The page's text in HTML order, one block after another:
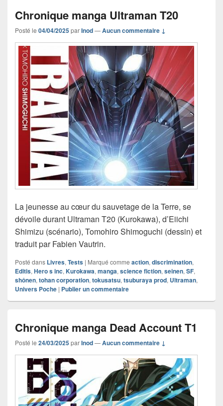
Chronique manga Ultraman T20
Posté le 04/04/2025parInod—Aucun commentaire ↓
La jeunesse au cœur du sauvetage de la Terre, se
dévoile durant Ultraman T20 (Kurokawa), d’Eiichi
Shimizu (scénario), Tomohiro Shimoguchi (dessin) et
traduit par Fabien Vautrin.
Posté dans Livres, Tests | Marqué comme action, discrimination,
Editis, Hero s inc, Kurokawa, manga, science fiction, seinen, SF,
shônen, tohan corporation, tokusatsu, tsuburaya prod, Ultraman,
Univers Poche | Publier un commentaire
Chronique manga Dead Account T1
Posté le 24/03/2025parInod—Aucun commentaire ↓